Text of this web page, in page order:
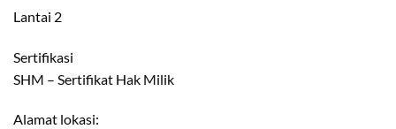
Lantai 2
Sertifikasi
SHM – Sertifikat Hak Milik
Alamat lokasi: